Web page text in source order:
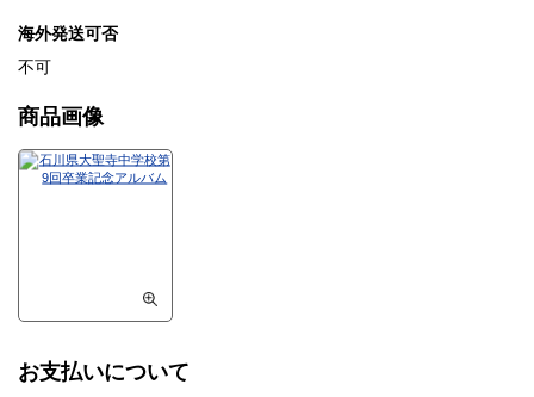
海外発送可否
不可
商品画像
お支払いについて